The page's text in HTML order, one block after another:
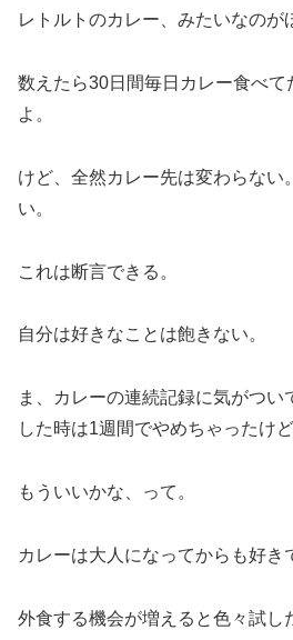
レトルトのカレー、みたいなのが
数えたら30日間毎日カレー食べて
よ。
けど、全然カレー先は変わらない
い。
これは断言できる。
自分は好きなことは飽きない。
ま、カレーの連続記録に気がつ
した時は1週間でやめちゃったけ
もういいかな、って。
カレーは大人になってからも好き
外食する機会が増えると色々試し